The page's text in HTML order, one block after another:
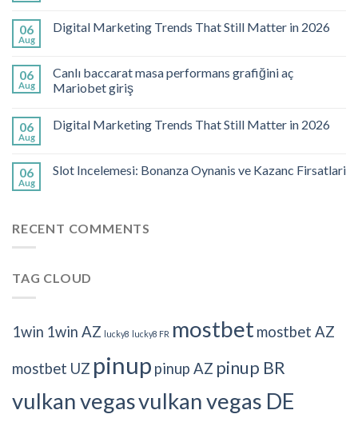
06
Aug
Digital Marketing Trends That Still Matter in 2026
06
Aug
Canlı baccarat masa performans grafiğini aç
Mariobet giriş
06
Aug
Digital Marketing Trends That Still Matter in 2026
06
Aug
Slot Incelemesi: Bonanza Oynanis ve Kazanc Firsatlari
RECENT COMMENTS
TAG CLOUD
1win 1win AZ lucky8 lucky8 FR mostbetmostbet AZ
mostbet UZ pinup pinup AZ pinup BR
vulkan vegasvulkan vegas DE